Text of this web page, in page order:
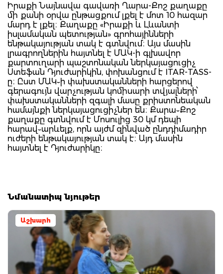
Իրաքի Նայնավա գավառի Ղարա-Քոշ քաղաքը
մի քանի օրվա ընթացքում լքել է մոտ 10 հազար
մարդ է լքել։ Քաղաքը «Իրաքի և Լևանտի
իսլամական պետության» գրոհայինների
ենթակայության տակ է գտնվում։ Այս մասին
լրագրողներին հայտնել է ՄԱԿ-ի գլխավոր
քարտուղարի պաշտոնական ներկայացուցիչ
Ստեֆան Դյուժարիկին, փոխանցում է ITAR-TASS-
ը։ Ըստ ՄԱԿ֊ի փախստականների հարցերով
գերագույն վարչության կոմիսարի տվյալների՝
փախստականների զգալի մասը քրիստոնեական
համայնքի ներկայացուցիչներ են։ Քարա֊Քոշ
քաղաքը գտնվում է Մոսուլից 30 կմ դեպի
հարավ֊արևելք, որն այժմ զինված ընդդիմադիր
ուժերի ենթակայության տակ է։ Այդ մասին
հայտնել է Դյուժարիկը։
Նմանատիպ նյութեր
Աշխարհ